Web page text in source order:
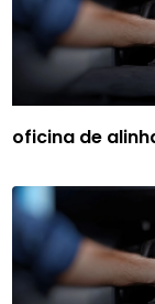
oficina de